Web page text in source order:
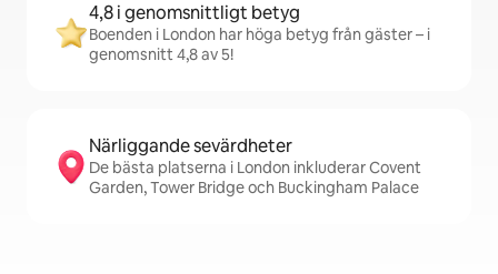
4,8 i genomsnittligt betyg
Boenden i London har höga betyg från gäster – i
genomsnitt 4,8 av 5!
Närliggande sevärdheter
De bästa platserna i London inkluderar Covent
Garden, Tower Bridge och Buckingham Palace